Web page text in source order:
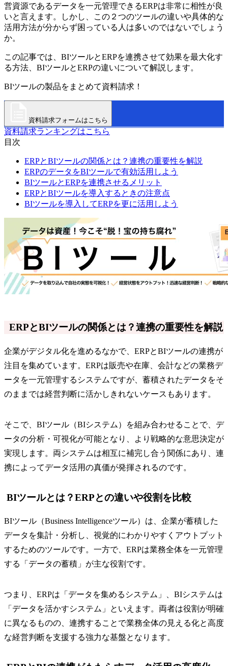
営資源であるデータを一元管理できるERPは非常に相性が良
いと言えます。しかし、この２つのツールの違いや具体的な
活用方法が分からず困っている人は多いのではないでしょう
か。
この記事では、BIツールとERPを連携させて効果を最大化す
る方法、BIツールとERPの違いについて解説します。
BIツールの製品をまとめて資料請求！
資料請求フォームはこちら
資料請求ランキングはこちら
目次
ERPとBIツールの関係とは？連携の重要性を解説
ERPのデータをBIツールで有効活用しよう
BIツールとERPを連携させるメリット
ERPとBIツールを導入するときの注意点
BIツールを導入してERPを更に活用しよう
ERPとBIツールの関係とは？連携の重要性を解説
企業がデジタル化を進めるなかで、ERPとBIツールの連携が
注目を集めています。ERPは販売や在庫、会計などの業務デ
ータを一元管理するシステムですが、蓄積されたデータをそ
のままでは経営判断に活かしきれないケースもあります。
そこで、BIツール（BIシステム）を組み合わせることで、デ
ータの分析・可視化が可能となり、より戦略的な意思決定が
実現します。両システムは相互に補完し合う関係にあり、連
携によってデータ活用の真価が発揮されるのです。
BIツールとは？ERPとの違いや役割を比較
BIツール（Business Intelligenceツール）は、企業が蓄積した
データを集計・分析し、視覚的にわかりやすくアウトプット
するためのツールです。一方で、ERPは業務全体を一元管理
する「データの蓄積」が主な役割です。
つまり、ERPは「データを集めるシステム」、BIシステムは
「データを活かすシステム」といえます。両者は役割が明確
に異なるものの、連携することで業務全体の見える化と高度
な経営判断を支援する強力な基盤となります。